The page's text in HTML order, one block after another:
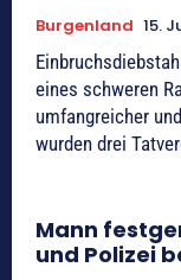
Burgenland 15.
eines schweren
umfangreicher
wurden drei
Mann
und Polizei